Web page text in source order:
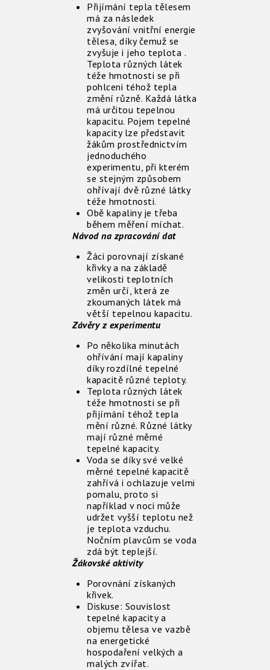
Přijímání tepla tělesem
má za následek
zvyšování vnitřní energie
tělesa, díky čemuž se
zvyšuje i jeho teplota .
Teplota různých látek
téže hmotnosti se při
pohlceni téhož tepla
změní různě. Každá látka
má určitou tepelnou
kapacitu. Pojem tepelné
kapacity lze představit
žákům prostřednictvím
jednoduchého
experimentu, při kterém
se stejným způsobem
ohřívají dvě různé látky
téže hmotnosti.
Obě kapaliny je třeba
během měření míchat.
Návod na zpracování dat
Žáci porovnají získané
křivky a na základě
velikosti teplotních
změn určí, která ze
zkoumaných látek má
větší tepelnou kapacitu.
Závěry z experimentu
Po několika minutách
ohřívání mají kapaliny
díky rozdílné tepelné
kapacitě různé teploty.
Teplota různých látek
téže hmotnosti se při
přijímání téhož tepla
mění různé. Různé látky
mají různé měrné
tepelné kapacity.
Voda se díky své velké
měrné tepelné kapacitě
zahřívá i ochlazuje velmi
pomalu, proto si
například v noci může
udržet vyšší teplotu než
je teplota vzduchu.
Nočním plavcům se voda
zdá být teplejší.
Žákovské aktivity
Porovnání získaných
křivek.
Diskuse: Souvislost
tepelné kapacity a
objemu tělesa ve vazbě
na energetické
hospodaření velkých a
malých zvířat.